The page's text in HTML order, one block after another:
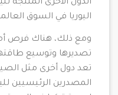
الدول الأخرى المنتجة
اليوريا في السوق
ومع ذلك، هناك فرص
تصديرها وتوسيع
تعد دول أخرى مثل
المصدرين الرئيسيين